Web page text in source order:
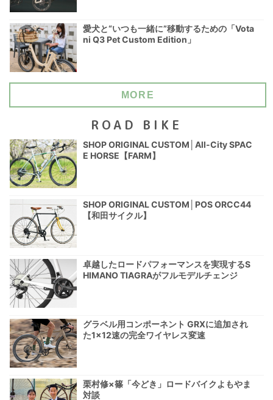
愛犬と“いつも一緒に”移動するための「Vota
ni Q3 Pet Custom Edition」
MORE
ROAD BIKE
SHOP ORIGINAL CUSTOM│All-City SPAC
E HORSE【FARM】
SHOP ORIGINAL CUSTOM│POS ORCC44
【和田サイクル】
卓越したロードパフォーマンスを実現するS
HIMANO TIAGRAがフルモデルチェンジ
グラベル用コンポーネント GRXに追加され
た1×12速の完全ワイヤレス変速
栗村修×篠「今どき」ロードバイクよもやま
対談